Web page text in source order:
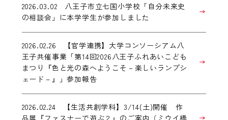
2026.03.02 八王子市立七国小学校「自分未来史
の相談会」に本学学生が参加しました
2026.02.26 【官学連携】大学コンソーシアム八
王子共催事業「第14回2026八王子ふれあいこども
まつり『色と光の森へようこそ－楽しいランプシ
ェード－』」参加報告
2026.02.24 【生活共創学科】3/14(土)開催 作
品展『ファスナーで遊ぶ２』のご案内（ミウイ橋